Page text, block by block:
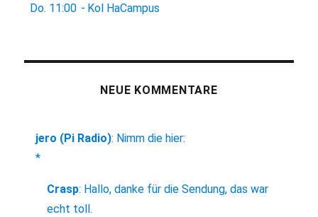
Do. 11:00 - Kol HaCampus
NEUE KOMMENTARE
jero (Pi Radio): Nimm die hier:
*
Crasp: Hallo, danke für die Sendung, das war
echt toll.